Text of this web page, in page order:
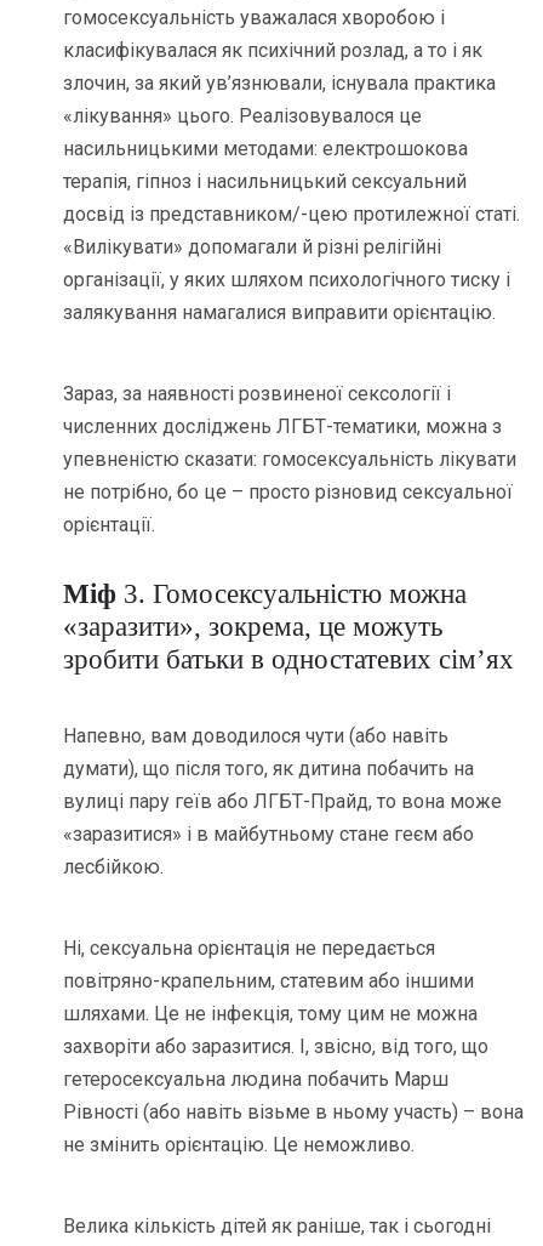
гомосексуальність уважалася хворобою і
класифікувалася як психічний розлад, а то і як
злочин, за який ув’язнювали, існувала практика
«лікування» цього. Реалізовувалося це
насильницькими методами: електрошокова
терапія, гіпноз і насильницький сексуальний
досвід із представником/-цею протилежної статі.
«Вилікувати» допомагали й різні релігійні
організації, у яких шляхом психологічного тиску і
залякування намагалися виправити орієнтацію.
Зараз, за наявності розвиненої сексології і
численних досліджень ЛГБТ-тематики, можна з
упевненістю сказати: гомосексуальність лікувати
не потрібно, бо це – просто різновид сексуальної
орієнтації.
Міф 3. Гомосексуальністю можна
«заразити», зокрема, це можуть
зробити батьки в одностатевих сім’ях
Напевно, вам доводилося чути (або навіть
думати), що після того, як дитина побачить на
вулиці пару геїв або ЛГБТ-Прайд, то вона може
«заразитися» і в майбутньому стане геєм або
лесбійкою.
Ні, сексуальна орієнтація не передається
повітряно-крапельним, статевим або іншими
шляхами. Це не інфекція, тому цим не можна
захворіти або заразитися. І, звісно, від того, що
гетеросексуальна людина побачить Марш
Рівності (або навіть візьме в ньому участь) – вона
не змінить орієнтацію. Це неможливо.
Велика кількість дітей як раніше, так і сьогодні